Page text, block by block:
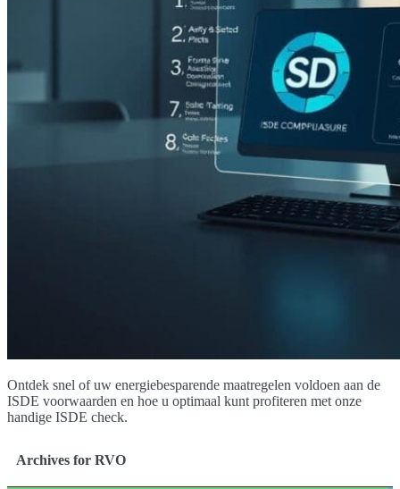
Ontdek snel of uw energiebesparende maatregelen voldoen aan de
ISDE voorwaarden en hoe u optimaal kunt profiteren met onze
handige ISDE check.
Archives for RVO